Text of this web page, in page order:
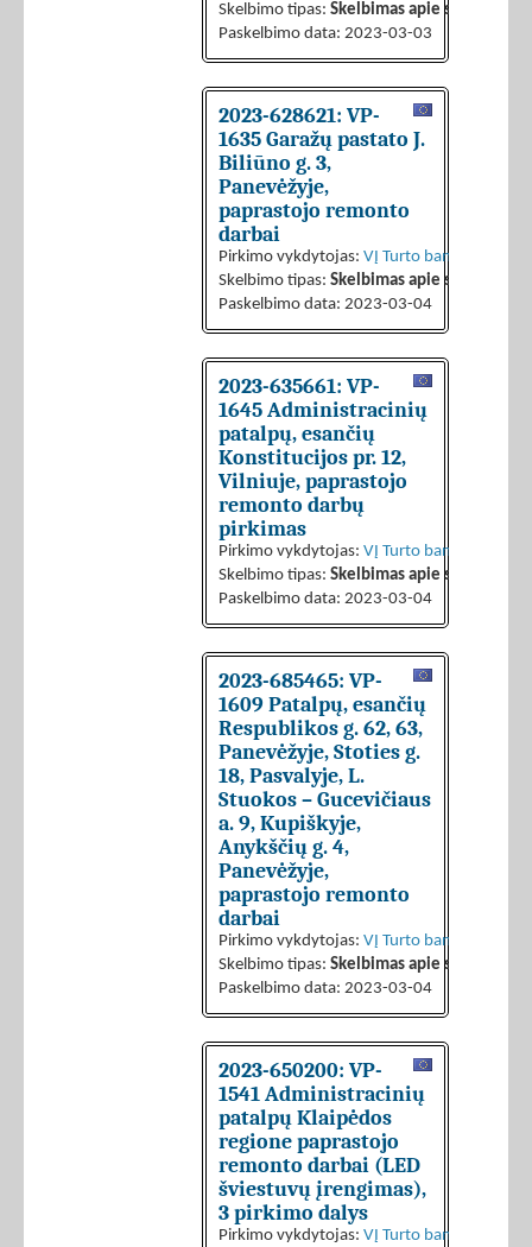
Skelbimo tipas: Skelbimas apie sutarties
Paskelbimo data: 2023-03-03
2023-628621: VP-
1635 Garažų pastato J.
Biliūno g. 3,
Panevėžyje,
paprastojo remonto
darbai
Pirkimo vykdytojas: VĮ Turto bankas
Skelbimo tipas: Skelbimas apie sutarties
Paskelbimo data: 2023-03-04
2023-635661: VP-
1645 Administracinių
patalpų, esančių
Konstitucijos pr. 12,
Vilniuje, paprastojo
remonto darbų
pirkimas
Pirkimo vykdytojas: VĮ Turto bankas
Skelbimo tipas: Skelbimas apie sutarties
Paskelbimo data: 2023-03-04
2023-685465: VP-
1609 Patalpų, esančių
Respublikos g. 62, 63,
Panevėžyje, Stoties g.
18, Pasvalyje, L.
Stuokos – Gucevičiaus
a. 9, Kupiškyje,
Anykščių g. 4,
Panevėžyje,
paprastojo remonto
darbai
Pirkimo vykdytojas: VĮ Turto bankas
Skelbimo tipas: Skelbimas apie sutarties
Paskelbimo data: 2023-03-04
2023-650200: VP-
1541 Administracinių
patalpų Klaipėdos
regione paprastojo
remonto darbai (LED
šviestuvų įrengimas),
3 pirkimo dalys
Pirkimo vykdytojas: VĮ Turto bankas